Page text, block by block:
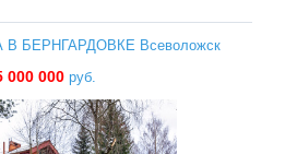
БЕРНГАРДОВКЕ Всеволожск
000 000руб.